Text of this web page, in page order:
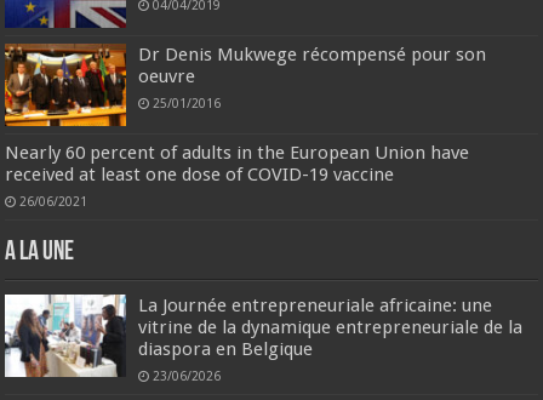
04/04/2019
Dr Denis Mukwege récompensé pour son
oeuvre
25/01/2016
Nearly 60 percent of adults in the European Union have
received at least one dose of COVID-19 vaccine
26/06/2021
A la une
La Journée entrepreneuriale africaine: une
vitrine de la dynamique entrepreneuriale de la
diaspora en Belgique
23/06/2026